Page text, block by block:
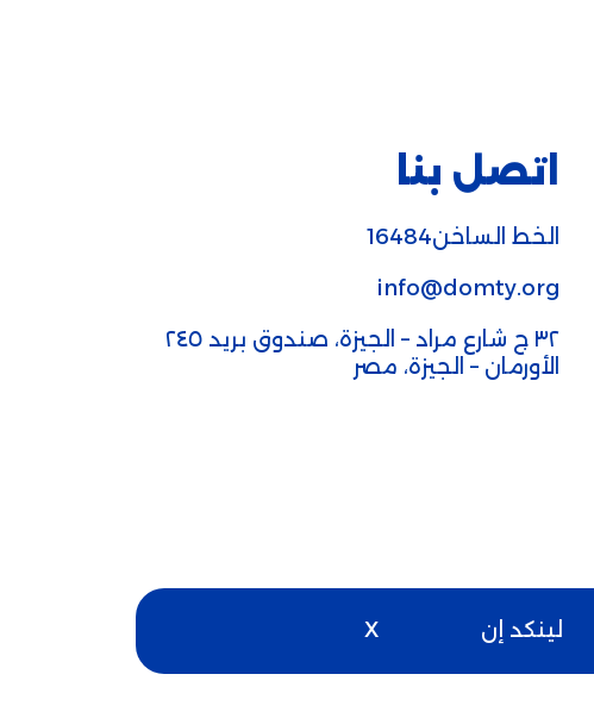
اتصل بنا
الخط الساخن16484
info@domty.org
٣٢ ج شارع مراد – الجيزة، صندوق بريد ٢٤٥
الأورمان – الجيزة، مصر
لينكد إن X